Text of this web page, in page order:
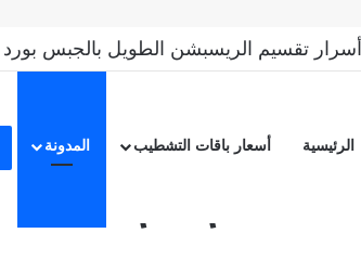
أسرار تقسيم الريسبشن الطويل بالجبس بورد
الرئيسية أسعار باقات التشطيب المدونة
لم يتم